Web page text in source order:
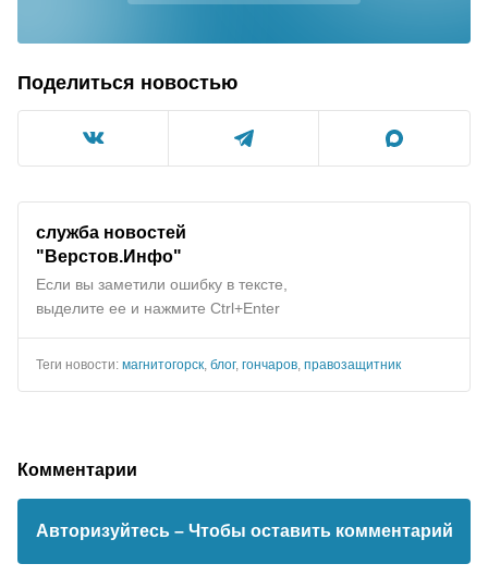
Поделиться новостью
служба новостей
"Верстов.Инфо"
Если вы заметили ошибку в тексте,
выделите ее и нажмите Ctrl+Enter
Теги новости: магнитогорск блог, гончаров правозащитник
Комментарии
Авторизуйтесь – Чтобы оставить комментарий